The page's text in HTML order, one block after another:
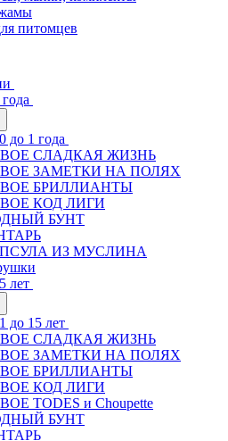
питомцев
до 1 года
СЛАДКАЯ ЖИЗНЬ
ЗАМЕТКИ НА ПОЛЯХ
БРИЛЛИАНТЫ
КОД ЛИГИ
БУНТ
ИЗ МУСЛИНА
лет
до 15 лет
СЛАДКАЯ ЖИЗНЬ
ЗАМЕТКИ НА ПОЛЯХ
БРИЛЛИАНТЫ
КОД ЛИГИ
TODES и Choupette
БУНТ